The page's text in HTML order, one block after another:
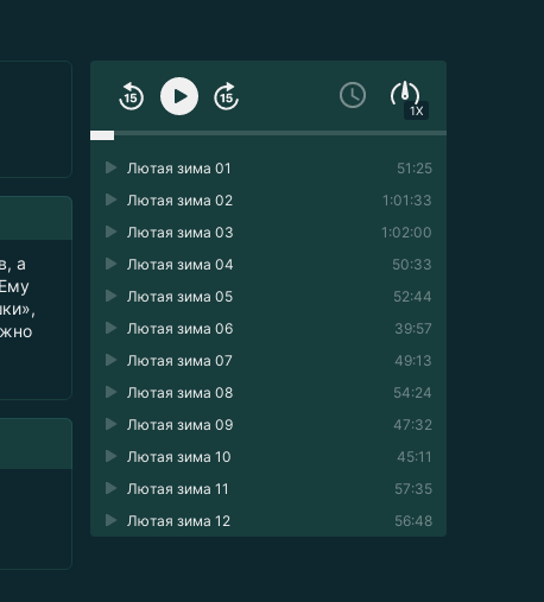
1X
51:25
Лютая зима 01
1:01:33
Лютая зима 02
1:02:00
Лютая зима 03
50:33
Лютая зима 04
52:44
Лютая зима 05
39:57
Лютая зима 06
49:13
Лютая зима 07
54:24
Лютая зима 08
47:32
Лютая зима 09
45:11
Лютая зима 10
57:35
Лютая зима 11
56:48
Лютая зима 12
а